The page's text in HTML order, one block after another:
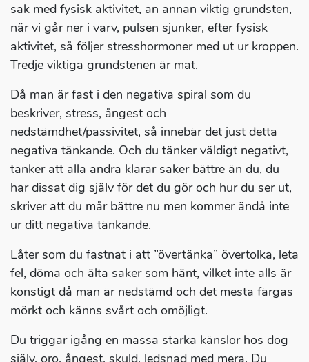
sak med fysisk aktivitet, an annan viktig grundsten,
när vi går ner i varv, pulsen sjunker, efter fysisk
aktivitet, så följer stresshormoner med ut ur kroppen.
Tredje viktiga grundstenen är mat.
Då man är fast i den negativa spiral som du
beskriver, stress, ångest och
nedstämdhet/passivitet, så innebär det just detta
negativa tänkande. Och du tänker väldigt negativt,
tänker att alla andra klarar saker bättre än du, du
har dissat dig själv för det du gör och hur du ser ut,
skriver att du mår bättre nu men kommer ändå inte
ur ditt negativa tänkande.
Låter som du fastnat i att ”övertänka” övertolka, leta
fel, döma och älta saker som hänt, vilket inte alls är
konstigt då man är nedstämd och det mesta färgas
mörkt och känns svårt och omöjligt.
Du triggar igång en massa starka känslor hos dog
själv, oro, ångest, skuld, ledsnad med mera. Du